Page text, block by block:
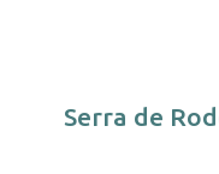
Serra de